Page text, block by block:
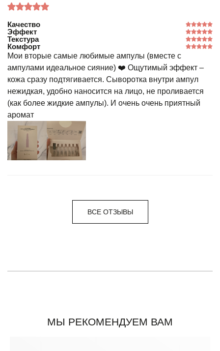
Качество
Эффект
Текстура
Комфорт
Мои вторые самые любимые ампулы (вместе с
ампулами идеальное сияние) ❤️ Ощутимый эффект –
кожа сразу подтягивается. Сыворотка внутри ампул
нежидкая, удобно наносится на лицо, не проливается
(как более жидкие ампулы). И очень очень приятный
аромат
ВСЕ ОТЗЫВЫ
МЫ РЕКОМЕНДУЕМ ВАМ